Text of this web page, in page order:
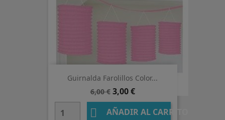
Guirnalda Farolillos Color...
Precio
base
6,00 € Precio
3,00 €
 AÑADIR AL CARRITO